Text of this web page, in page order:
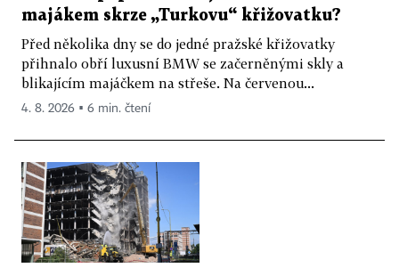
majákem skrze „Turkovu“ křižovatku?
Před několika dny se do jedné pražské křižovatky
přihnalo obří luxusní BMW se začerněnými skly a
blikajícím majáčkem na střeše. Na červenou...
4. 8. 2026 ▪ 6 min. čtení